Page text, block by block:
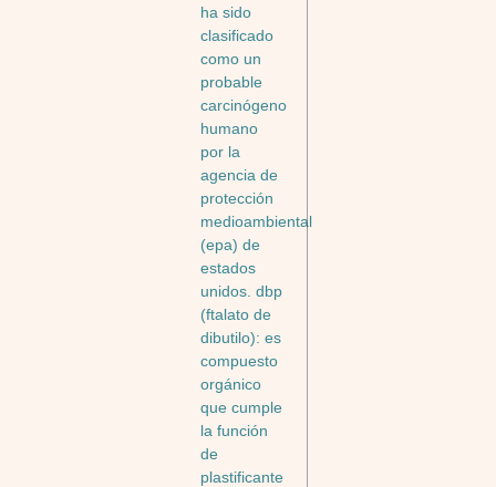
ha sido
clasificado
como un
probable
carcinógeno
humano
por la
agencia de
protección
medioambiental
(epa) de
estados
unidos. dbp
(ftalato de
dibutilo): es
compuesto
orgánico
que cumple
la función
de
plastificante